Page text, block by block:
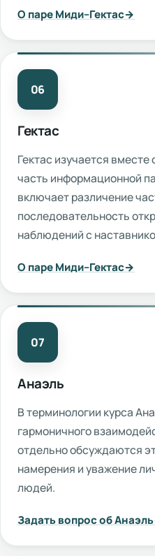
О паре Миди–Гектас
06
Гектас
Гектас изучается
часть информационной
включает различение
последовательность
наблюдений с
О паре Миди–Гектас
07
Анаэль
В терминологии курса
гармоничного
отдельно обсуждаются
намерения и уважение
людей.
Задать вопрос об Анаэль